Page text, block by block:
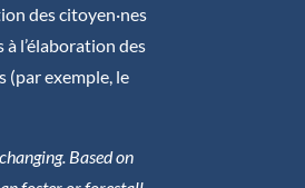
des citoyen·nes
l’élaboration des
exemple, le
Based on